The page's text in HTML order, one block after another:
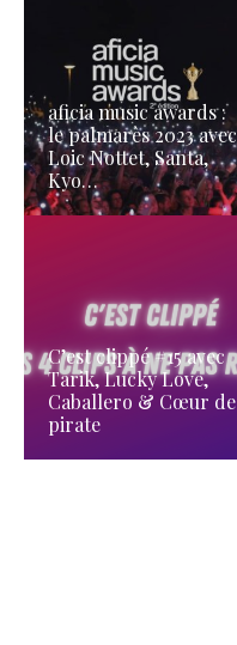
aficia music awards :
le palmarès 2023 avec
Loic Nottet, Santa,
Kyo…
C’est clippé #15 avec
Tarik, Lucky Love,
Caballero & Cœur de
pirate